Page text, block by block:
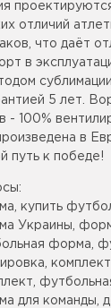
отличий
что даёт
в
5 лет.
- 100%
в
путь к победе!
купить
Украины,
форма,
для команды,